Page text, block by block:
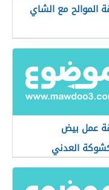
الموالح مع الشاي
عمل بيض
العدني